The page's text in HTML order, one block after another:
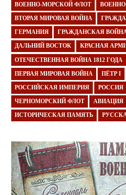
ВОЕННО-МОРСКОЙ ФЛОТ
ВТОРАЯ МИРОВАЯ ВОЙНА
ГЕРМАНИЯ ГРАЖДАНСКАЯ
ДАЛЬНИЙ ВОСТОК КРАСНАЯ
ОТЕЧЕСТВЕННАЯ ВОЙНА 1812 ГОДА
ПЕРВАЯ МИРОВАЯ ВОЙНА ПЁТР I
РОССИЙСКАЯ ИМПЕРИЯ РОССИЯ
ЧЕРНОМОРСКИЙ ФЛОТ АВИАЦИЯ
ИСТОРИЧЕСКАЯ ПАМЯТЬ